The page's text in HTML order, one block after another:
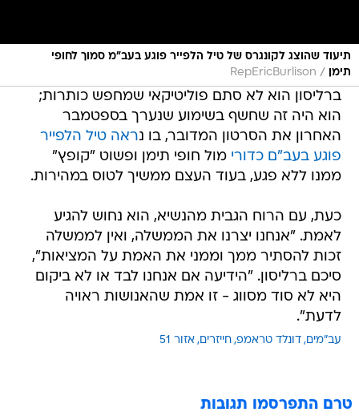
תיעוד שהוצג לקונגרס של טיל הלפייר פוגע בעב"מ סמוך לחופי
תימן
/
RepEricBurlison
ברליסון הוא לא סתם פוליטיקאי שמחפש כותרות;
הוא היה זה שחשף בשימוע שנערך בספטמבר
האחרון את הסרטון המדובר, בו נראה טיל הלפייר
פוגע בעב"ם כדורי מול חופי תימן ופשוט "קופץ"
ממנו ללא פגע, בעוד העצם ממשיך לטוס במהירות.
כעת, עם הרוח הגבית מהנשיא, הוא נחוש להגיע
לאמת. "אנחנו יצרנו את הממשלה, ואין לממשלה
זכות להסתיר ממך וממני את האמת על המציאות",
סיכם ברליסון. "הידיעה אם אנחנו לבד או לא ביקום
היא לא סוד מסווג - זו אמת שהאנושות ראויה
לדעת".
עב"מים דונלד טראמפ חייזרים אזור 51
טרם התפרסמו תגובות